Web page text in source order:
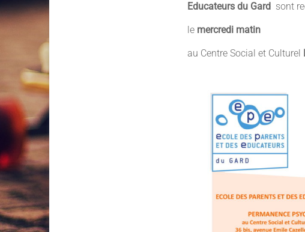
Educateurs du Gard sont
le mercredi matin
au Centre Social et Culturel